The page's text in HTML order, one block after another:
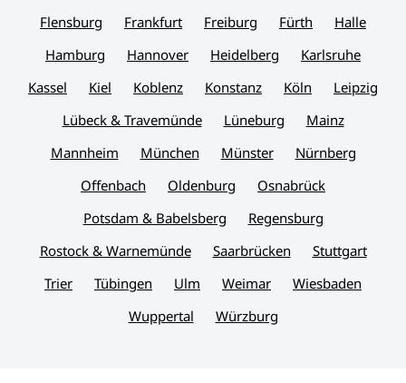
Flensburg
Frankfurt Freiburg Fürth
Halle
Hamburg
Hannover Heidelberg
Karlsruhe
Kassel
Kiel Koblenz Konstanz Köln
Leipzig
Lübeck & Travemünde
Lüneburg
Mainz
Mannheim
München Münster
Nürnberg
Offenbach
Oldenburg
Osnabrück
Potsdam & Babelsberg
Regensburg
Rostock & Warnemünde
Saarbrücken
Stuttgart
Trier
Tübingen Ulm Weimar
Wiesbaden
Wuppertal
Würzburg